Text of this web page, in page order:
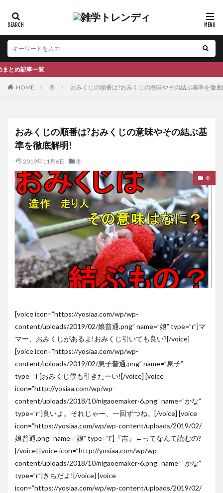
覧
HOME 冬 おみくじの順番は?おみくじの意味やその結ぶ基準を徹
おみくじの順番は?おみくじの意味やその結ぶ基
準を徹底解明!
2019年11月6日 冬
冬
[voice icon=”https://yosiaa.com/wp/wp-
content/uploads/2019/02/娘普通.png” name=”娘” type=”r”]マ
マー、おみくじがあるよ!おみくじ引いても良い?[/voice]
[voice icon=”https://yosiaa.com/wp/wp-
content/uploads/2019/02/息子普通.png” name=”息子”
type=”l”]おみくじ僕も引きたーい![/voice] [voice
icon=”http://yosiaa.com/wp/wp-
content/uploads/2018/10/nigaoemaker-6.png” name=”かな”
type=”r”]良いよ。それじゃー、一回ずつね。[/voice] [voice
icon=”https://yosiaa.com/wp/wp-content/uploads/2019/02/
娘普通.png” name=”娘” type=”l”]『吉』←ってなんて読むの?
[/voice] [voice icon=”http://yosiaa.com/wp/wp-
content/uploads/2018/10/nigaoemaker-6.png” name=”かな”
type=”r”]きちだよ![/voice] [voice
icon=”https://yosiaa.com/wp/wp-content/uploads/2019/02/